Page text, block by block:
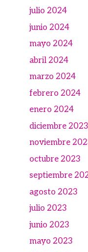
julio 2024
junio 2024
mayo 2024
abril 2024
marzo 2024
febrero 2024
enero 2024
diciembre 2023
noviembre
octubre 2023
septiembre
agosto 2023
julio 2023
junio 2023
mayo 2023